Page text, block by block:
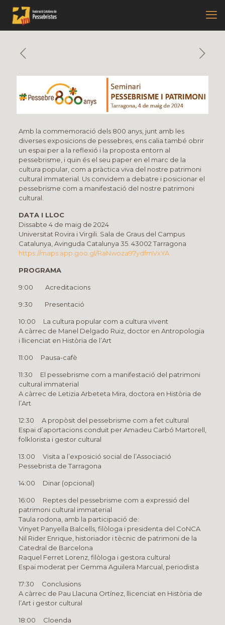
Amb la commemoració dels 800 anys, junt amb les
diverses exposicions de pessebres, ens calia també obrir
un espai per a la reflexió i la proposta entorn al
pessebrisme, i quin és el seu paper en el marc de la
cultura popular, com a pràctica viva del nostre patrimoni
cultural immaterial. Us convidem a debatre i posicionar el
pessebrisme com a manifestació del nostre patrimoni
cultural.
DATA I LLOC
Dissabte 4 de maig de 2024
Universitat Rovira i Virgili. Sala de Graus del Campus
Catalunya, Avinguda Catalunya 35. 43002 Tarragona
https://maps.app.goo.gl/RaNwoza97ydfmVxYA
PROGRAMA
9:00 Acreditacions
9:30 Presentació
10:00 La cultura popular com a cultura vivent
A càrrec de Manel Delgado Ruiz, doctor en Antropologia
i llicenciat en Història de l’Art
11:00 Pausa-cafè
11:30 El pessebrisme com a manifestació del patrimoni
cultural immaterial
A càrrec de Letizia Arbeteta Mira, doctora en Història de
l’Art
12:30 A propòsit del pessebrisme com a fet cultural
Espai d’aportacions conduit per Amadeu Carbó Martorell,
folklorista i gestor cultural
13:00 Visita a l’exposició social de l’Associació
Pessebrista de Tarragona
14:00 Dinar (opcional)
16:00 Reptes del pessebrisme com a expressió del
patrimoni cultural immaterial
Taula rodona, amb la participació de:
Vinyet Panyella Balcells, filòloga i presidenta del CoNCA
Nil Rider Enrique, historiador i tècnic de patrimoni de la
Catedral de Barcelona
Raquel Ferret Lorenz, filòloga i gestora cultural
Espai moderat per Gemma Aguilera Marcual, periodista
17:30 Conclusions
A càrrec de Pau Llacuna Ortínez, llicenciat en Història de
l’Art i gestor cultural
18:00 Cloenda